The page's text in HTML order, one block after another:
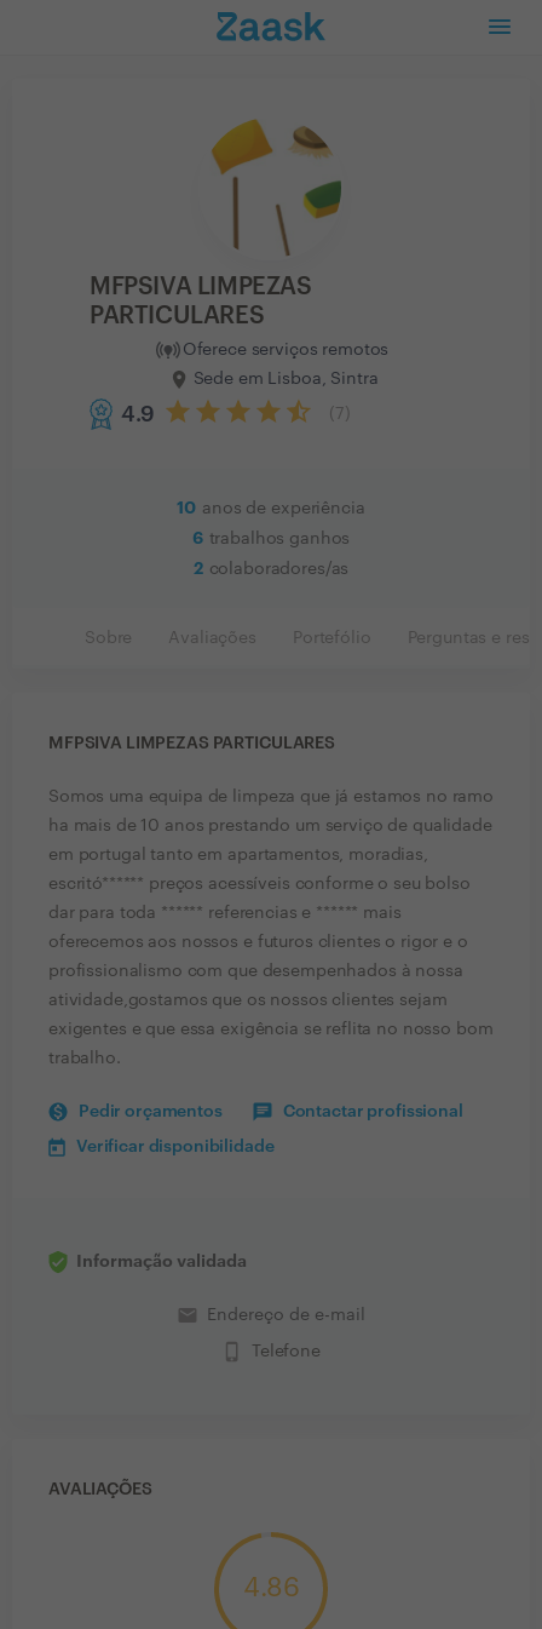
MFPSIVA LIMPEZAS
PARTICULARES
Oferece serviços remotos
Sede em Lisboa, Sintra
4.9 7
10 anos de experiência
6 trabalhos ganhos
2 colaboradores/as
Sobre Avaliações Portefólio Perguntas e
MFPSIVA LIMPEZAS PARTICULARES
Somos uma equipa de limpeza que já estamos no ramo
ha mais de 10 anos prestando um serviço de qualidade
em portugal tanto em apartamentos, moradias,
escritó****** preços acessíveis conforme o seu bolso
dar para toda ****** referencias e ****** mais
oferecemos aos nossos e futuros clientes o rigor e o
profissionalismo com que desempenhados à nossa
atividade,gostamos que os nossos clientes sejam
exigentes e que essa exigência se reflita no nosso bom
trabalho.
Pedir orçamentos Contactar profissional
Verificar disponibilidade
Informação validada
email Endereço de e-mail
phone_iphone Telefone
AVALIAÇÕES
4.86